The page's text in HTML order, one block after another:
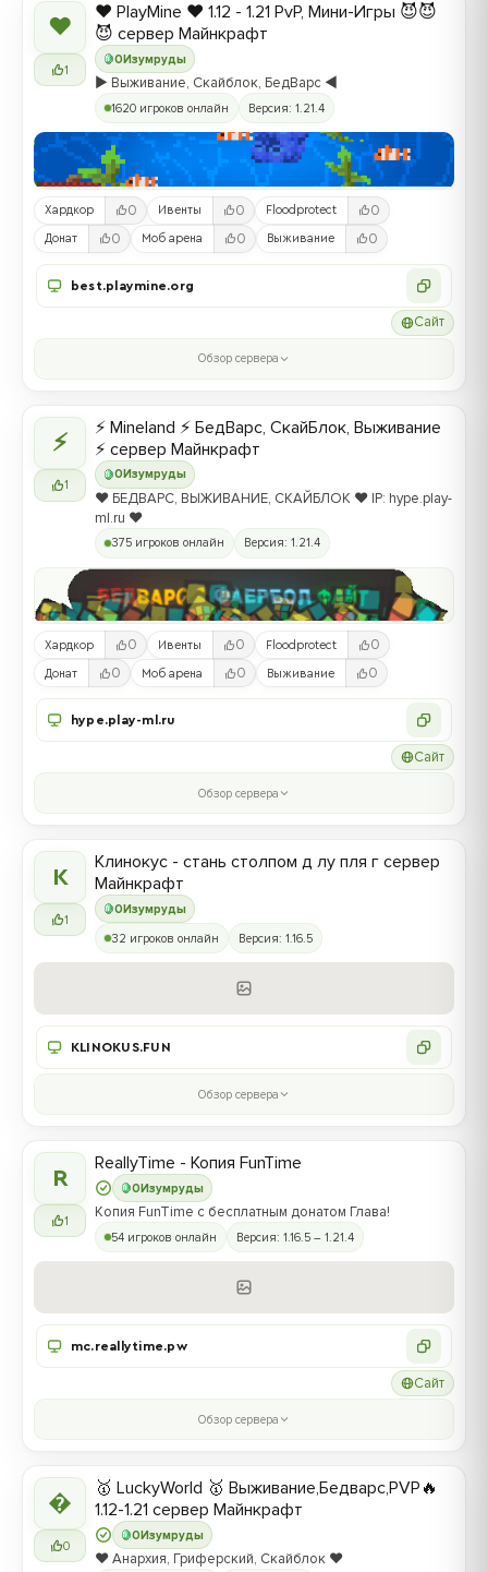
❤
1
0Изумруды
❤️ PlayMine ❤️ 1.12 - 1.21 PvP, Мини-Игры 😈😈
😈 сервер Майнкрафт
▶️ Выживание, Скайблок, БедВарс ◀️
1620 игроков онлайн Версия: 1.21.4
Хардкор 0 Ивенты 0 Floodprotect 0
Донат 0 Моб арена 0 Выживание 0
best.playmine.org
Сайт
Обзор сервера
⚡
1
0 Изумруды
⚡ Mineland ⚡ БедВарс, СкайБлок, Выживание
⚡ сервер Майнкрафт
❤️ БЕДВАРС, ВЫЖИВАНИЕ, СКАЙБЛОК ❤️ IP: hype.play-
ml.ru ❤️
375 игроков онлайн Версия: 1.21.4
Хардкор 0 Ивенты 0 Floodprotect 0
Донат 0 Моб арена 0 Выживание 0
hype.play-ml.ru
Сайт
Обзор сервера
К
1
0Изумруды
Клинокус - стань столпом д лу пля г сервер
Майнкрафт
32 игроков онлайн Версия: 1.16.5
KLINOKUS.FUN
Обзор сервера
R
1
0Изумруды
ReallyTime - Копия FunTime
Копия FunTime с бесплатным донатом Глава!
54 игроков онлайн Версия: 1.16.5 – 1.21.4
mc.reallytime.pw
Сайт
Обзор сервера

0
0Изумруды
🥇 LuckyWorld 🥇 Выживание,Бедварс,PVP🔥
1.12-1.21 сервер Майнкрафт
❤️ Анархия, Гриферский, Скайблок ❤️